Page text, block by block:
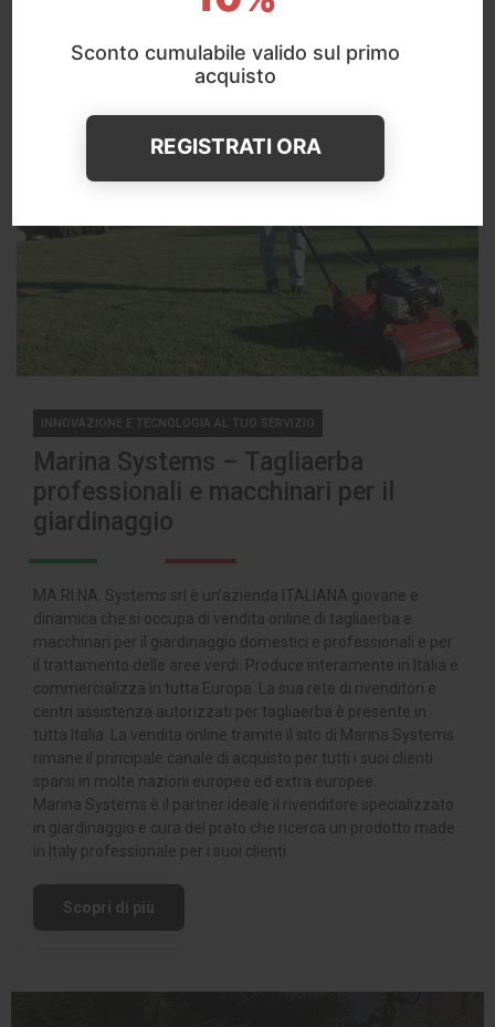
INNOVAZIONE E TECNOLOGIA AL TUO SERVIZIO
Marina Systems – Tagliaerba
professionali e macchinari per il
giardinaggio
MA.RI.NA. Systems srl è un’azienda ITALIANA giovane e
dinamica che si occupa di vendita online di tagliaerba e
macchinari per il giardinaggio domestici e professionali e per
il trattamento delle aree verdi. Produce interamente in Italia e
commercializza in tutta Europa. La sua rete di rivenditori e
centri assistenza autorizzati per tagliaerba è presente in
tutta Italia. La vendita online tramite il sito di Marina Systems
rimane il principale canale di acquisto per tutti i suoi clienti
sparsi in molte nazioni europee ed extra europee.
Marina Systems è il partner ideale il rivenditore specializzato
in giardinaggio e cura del prato che ricerca un prodotto made
in Italy professionale per i suoi clienti.
Scopri di più
Sconto cumulabile valido sul primo
acquisto
REGISTRATI ORA